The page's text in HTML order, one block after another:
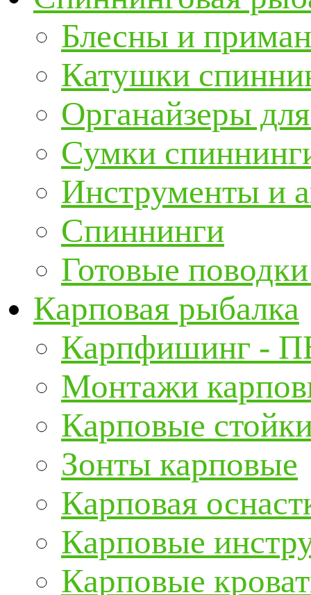
Блесны и
Катушки
Органайзеры
Сумки
Инструменты и
Спиннинги
Готовые
Карповая рыбалка
Карпфишинг -
Монтажи
Карповые
Зонты карповые
Карповая
Карповые
Карповые